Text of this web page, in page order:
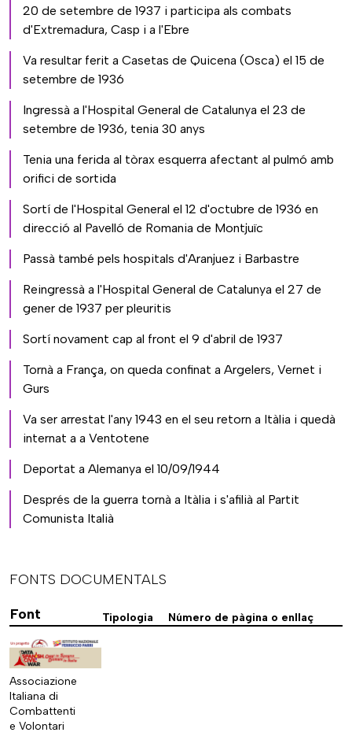
20 de setembre de 1937 i participa als combats
d'Extremadura, Casp i a l'Ebre
Va resultar ferit a Casetas de Quicena (Osca) el 15 de
setembre de 1936
Ingressà a l'Hospital General de Catalunya el 23 de
setembre de 1936, tenia 30 anys
Tenia una ferida al tòrax esquerra afectant al pulmó amb
orifici de sortida
Sortí de l'Hospital General el 12 d'octubre de 1936 en
direcció al Pavelló de Romania de Montjuïc
Passà també pels hospitals d'Aranjuez i Barbastre
Reingressà a l'Hospital General de Catalunya el 27 de
gener de 1937 per pleuritis
Sortí novament cap al front el 9 d'abril de 1937
Tornà a França, on queda confinat a Argelers, Vernet i
Gurs
Va ser arrestat l'any 1943 en el seu retorn a Itàlia i quedà
internat a a Ventotene
Deportat a Alemanya el 10/09/1944
Després de la guerra tornà a Itàlia i s'afilià al Partit
Comunista Italià
FONTS DOCUMENTALS
Font
Tipologia Número de pàgina o enllaç
Associazione
Italiana di
Combattenti
e Volontari